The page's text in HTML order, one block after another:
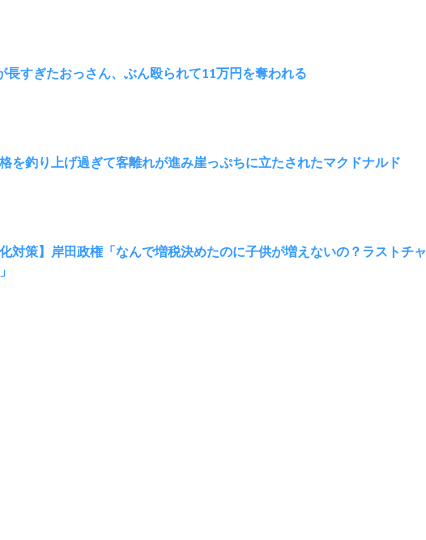
長すぎたおっさん、ぶん殴られて11万円を奪われる
を釣り上げ過ぎて客離れが進み崖っぷちに立たされたマクドナルド
化対策】岸田政権「なんで増税決めたのに子供が増えないの？ラストチャ